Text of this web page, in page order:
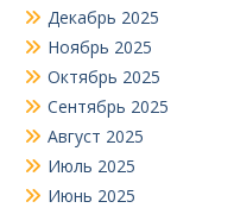
Декабрь 2025
Ноябрь 2025
Октябрь 2025
Сентябрь 2025
Август 2025
Июль 2025
Июнь 2025